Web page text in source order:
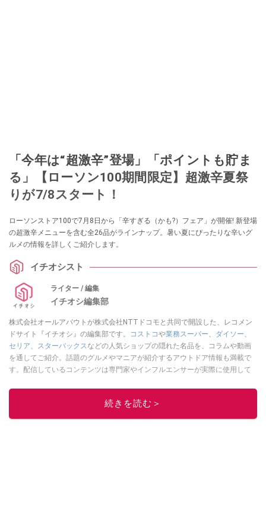
「今年は“超激辛”登場」「ポイントも貯ま
る」【ローソン100期間限定】超激辛夏祭
りが7/8スタート！
ローソンストア100で7月8日から「辛すぎる（かも?）フェア」が開催! 新登場
の超激辛メニューを含む全26品がラインナップ。暑い夏にぴったりな辛いグ
ルメの情報を詳しくご紹介します。
イチオシスト
ライター / 編集
イチオシ編集部
株式会社オールアバウトが株式会社NTTドコモと共同で開設した、レコメン
ドサイト『イチオシ』の編集部です。
コストコや業務スーパー、 ダイソー、
セリア、 スターバックスなどの人気ショップの隠れた名品を、コラムや動画
を通してご紹介。話題のグルメやマニアが紹介するアウトドア情報も満載で
す。配信しているコンテンツは専門家やインフルエンサーが実際に使用して
ニュースでフォロー
続きを読む＞